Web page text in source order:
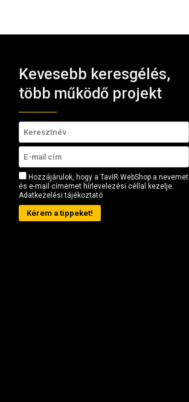
Kevesebb keresgélés,
több működő projekt
Hozzájárulok, hogy a TavIR WebShop a nevemet
és e-mail címemet hírlevelezési céllal kezelje.
Adatkezelési tájékoztató
Kérem a tippeket!